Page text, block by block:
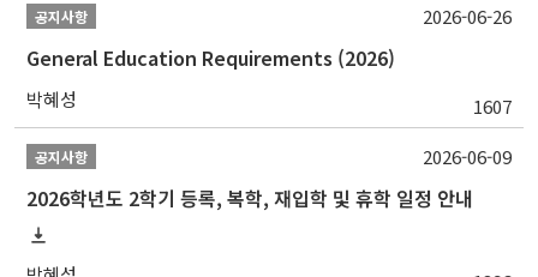
공지사항
General Education Requirements (2026)
박혜성 1607
2026-06-26
공지사항
2026학년도 2학기 등록, 복학, 재입학 및 휴학 일정 안내
2026-06-09